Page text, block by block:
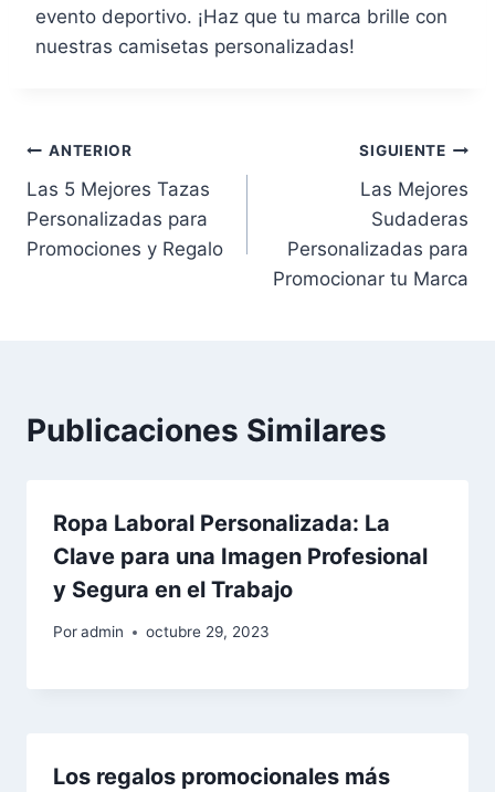
evento deportivo. ¡Haz que tu marca brille con
nuestras camisetas personalizadas!
Navegación
de
entradas
ANTERIOR
Las 5 Mejores Tazas
Personalizadas para
Promociones y Regalo
SIGUIENTE
Las Mejores
Sudaderas
Personalizadas para
Promocionar tu Marca
Publicaciones Similares
Ropa Laboral Personalizada: La
Clave para una Imagen Profesional
y Segura en el Trabajo
Poradmin octubre 29, 2023
Los regalos promocionales más